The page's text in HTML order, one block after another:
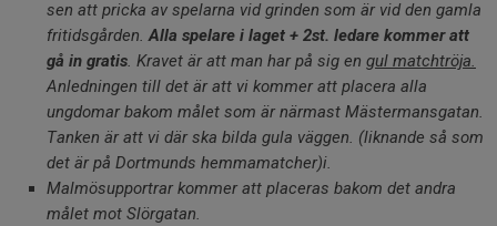
sen att pricka av spelarna vid grinden som är vid den gamla
fritidsgården.Alla spelare i laget + 2st. ledare kommer att
gå in gratis. Kravet är att man har på sig en gul matchtröja.
Anledningen till det är att vi kommer att placera alla
ungdomar bakom målet som är närmast Mästermansgatan.
Tanken är att vi där ska bilda gula väggen. (liknande så som
det är på Dortmunds hemmamatcher)i.
Malmösupportrar kommer att placeras bakom det andra
målet mot Slörgatan.